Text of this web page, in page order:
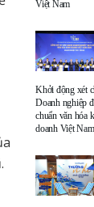
Việt Nam
Khởi động xét
Doanh nghiệp
chuẩn văn hóa
doanh Việt